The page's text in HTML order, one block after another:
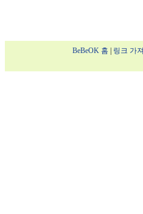
BeBeOK 홈 링크 가